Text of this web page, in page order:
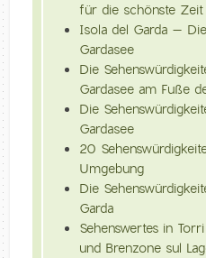
für die schönste
Isola del Garda –
Gardasee
Die
Gardasee am Fuße
Die
Gardasee
20
Umgebung
Die
Garda
Sehenswertes in
und Brenzone sul